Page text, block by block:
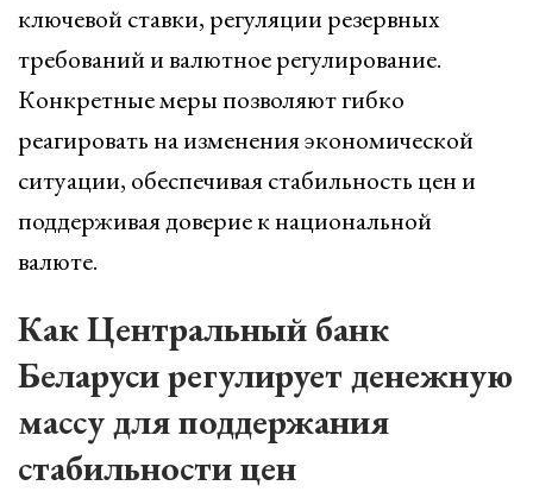
ключевой ставки, регуляции резервных
требований и валютное регулирование.
Конкретные меры позволяют гибко
реагировать на изменения экономической
ситуации, обеспечивая стабильность цен и
поддерживая доверие к национальной
валюте.
Как Центральный банк
Беларуси регулирует денежную
массу для поддержания
стабильности цен